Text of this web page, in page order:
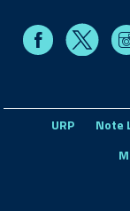
FacebookX
URP Note